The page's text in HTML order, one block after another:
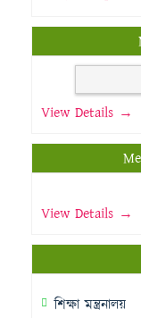
View Details →
View Details →
শিক্ষা মন্ত্রনালয়